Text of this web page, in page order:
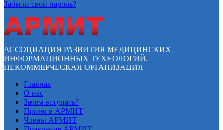
Забыли свой пароль?
АССОЦИАЦИЯ РАЗВИТИЯ МЕДИЦИНСКИХ
ИНФОРМАЦИОННЫХ ТЕХНОЛОГИЙ.
НЕКОММЕРЧЕСКАЯ ОРГАНИЗАЦИЯ
Главная
О нас
Зачем вступать?
Прием в АРМИТ
Члены АРМИТ